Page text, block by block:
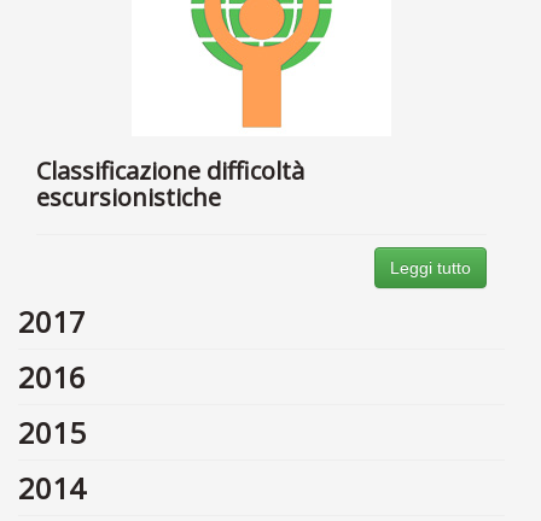
Classificazione difficoltà
escursionistiche
Leggi tutto
2017
2016
2015
2014